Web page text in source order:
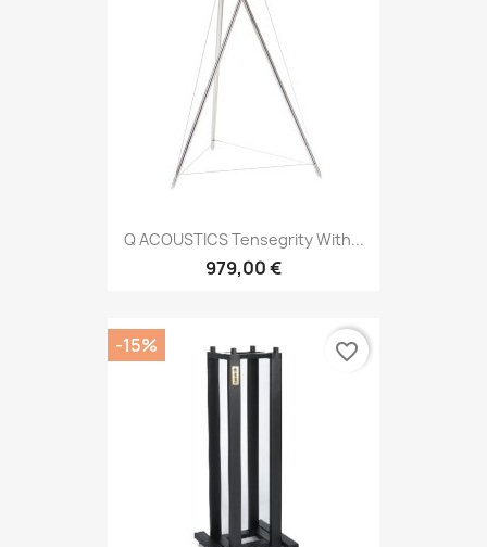
Q ACOUSTICS Tensegrity With...
979,00 €
-15% favorite_border